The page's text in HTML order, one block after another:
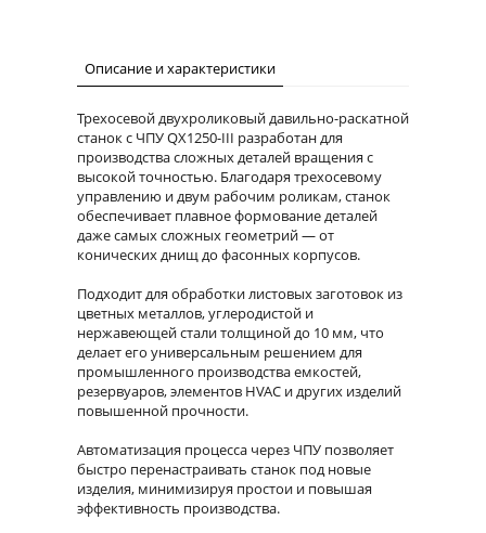
Описание и характеристики
Трехосевой двухроликовый давильно-раскатной
станок с ЧПУ QX1250-III разработан для
производства сложных деталей вращения с
высокой точностью. Благодаря трехосевому
управлению и двум рабочим роликам, станок
обеспечивает плавное формование деталей
даже самых сложных геометрий — от
конических днищ до фасонных корпусов.
Подходит для обработки листовых заготовок из
цветных металлов, углеродистой и
нержавеющей стали толщиной до 10 мм, что
делает его универсальным решением для
промышленного производства емкостей,
резервуаров, элементов HVAC и других изделий
повышенной прочности.
Автоматизация процесса через ЧПУ позволяет
быстро перенастраивать станок под новые
изделия, минимизируя простои и повышая
эффективность производства.